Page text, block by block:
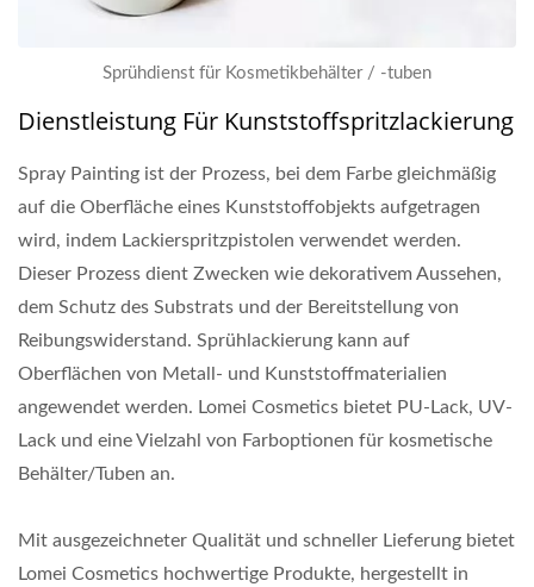
Sprühdienst für Kosmetikbehälter / -tuben
Dienstleistung Für Kunststoffspritzlackierung
Spray Painting ist der Prozess, bei dem Farbe gleichmäßig
auf die Oberfläche eines Kunststoffobjekts aufgetragen
wird, indem Lackierspritzpistolen verwendet werden.
Dieser Prozess dient Zwecken wie dekorativem Aussehen,
dem Schutz des Substrats und der Bereitstellung von
Reibungswiderstand. Sprühlackierung kann auf
Oberflächen von Metall- und Kunststoffmaterialien
angewendet werden. Lomei Cosmetics bietet PU-Lack, UV-
Lack und eine Vielzahl von Farboptionen für kosmetische
Behälter/Tuben an.
Mit ausgezeichneter Qualität und schneller Lieferung bietet
Lomei Cosmetics hochwertige Produkte, hergestellt in